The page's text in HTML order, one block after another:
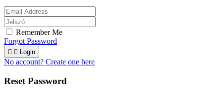
Remember Me
Forgot Password
  Login
No account? Create one here
Reset Password